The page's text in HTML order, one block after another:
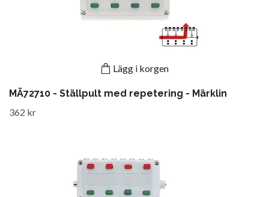
Lägg i korgen
MÄ72710 - Ställpult med repetering - Märklin
362 kr